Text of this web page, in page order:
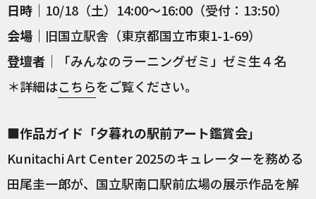
日時 ｜10/18（土）14:00～16:00（受付：13:50）
会場 ｜旧国立駅舎（東京都国立市東1-1-69）
登壇者 ｜「みんなのラーニングゼミ」ゼミ生４名
＊詳細はこちらをご覧ください。
■作品ガイド「夕暮れの駅前アート鑑賞会」
Kunitachi Art Center 2025のキュレーターを務める
田尾圭一郎が、国立駅南口駅前広場の展示作品を解